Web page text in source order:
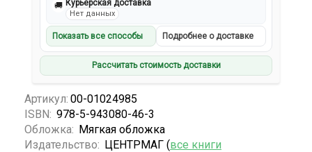
🚚 Курьерская доставка
Нет данных
Показать все способы Подробнее о доставке
Рассчитать стоимость доставки
Артикул: 00-01024985
ISBN: 978-5-943080-46-3
Обложка: Мягкая обложка
Издательство: ЦЕНТРМАГ (все книги